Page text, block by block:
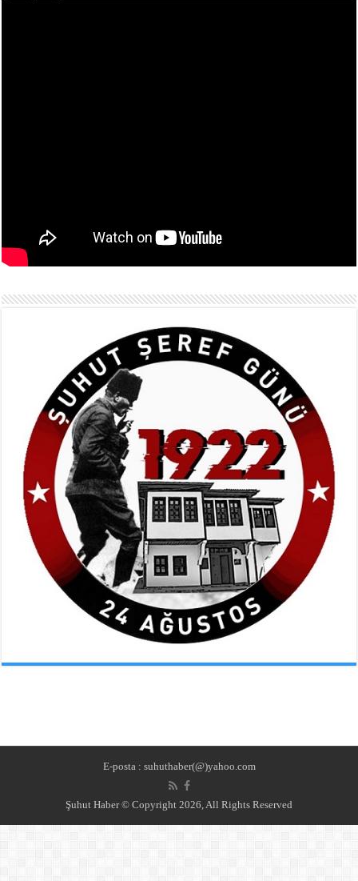
E-posta : suhuthaber(@)yahoo.com
Şuhut Haber © Copyright 2026, All Rights Reserved